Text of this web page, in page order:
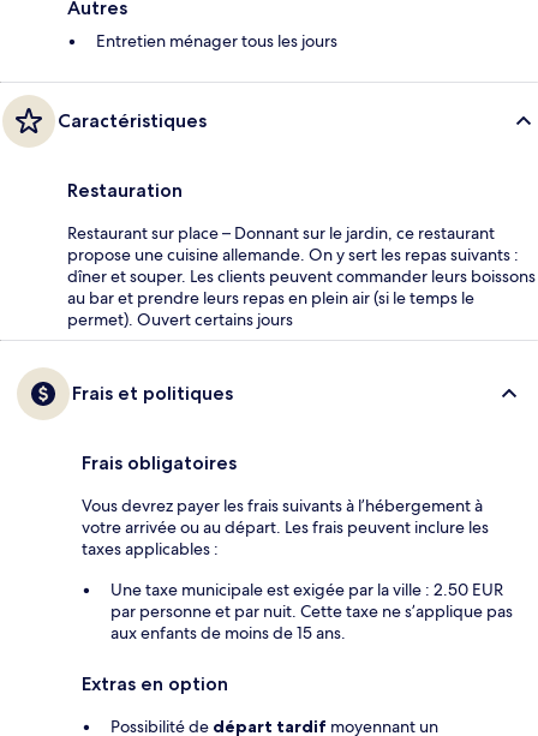
Autres
Entretien ménager tous les jours
Caractéristiques
Restauration
Restaurant sur place – Donnant sur le jardin, ce restaurant
propose une cuisine allemande. On y sert les repas suivants :
dîner et souper. Les clients peuvent commander leurs boissons
au bar et prendre leurs repas en plein air (si le temps le
permet). Ouvert certains jours
Frais et politiques
Frais obligatoires
Vous devrez payer les frais suivants à l’hébergement à
votre arrivée ou au départ. Les frais peuvent inclure les
taxes applicables :
Une taxe municipale est exigée par la ville : 2.50 EUR
par personne et par nuit. Cette taxe ne s’applique pas
aux enfants de moins de 15 ans.
Extras en option
Possibilité de départ tardif moyennant un